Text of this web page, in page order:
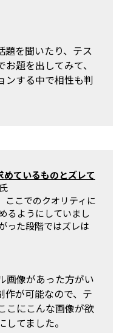
題を聞いたり、テス
題を出してみて、
ンする中で相性も判
ているものとズレて
ここでのクオリティに
るようにしていまし
った段階ではズレは
画像があった方がい
作が可能なので、テ
こにこんな画像が欲
てました。